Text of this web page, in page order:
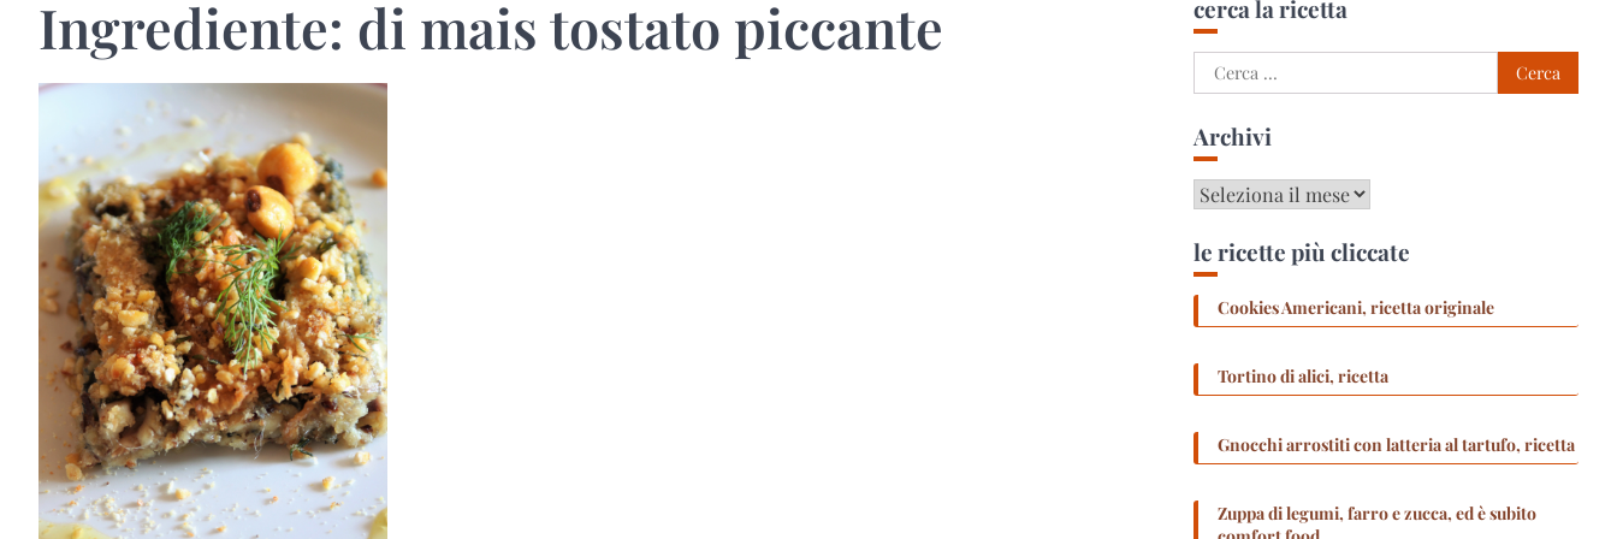
Ingrediente: di mais tostato piccante cerca la ricetta
Ricerca
per:
Archivi
Archivi
le ricette più cliccate
Cookies Americani, ricetta originale
Tortino di alici, ricetta
Gnocchi arrostiti con latteria al tartufo, ricetta
Zuppa di legumi, farro e zucca, ed è subito